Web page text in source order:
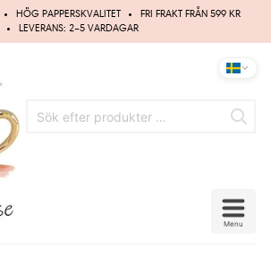
HÖG PAPPERSKVALITET
FRI FRAKT FRÅN 599 KR
LEVERANS: 2–5 VARDAGAR
Menu